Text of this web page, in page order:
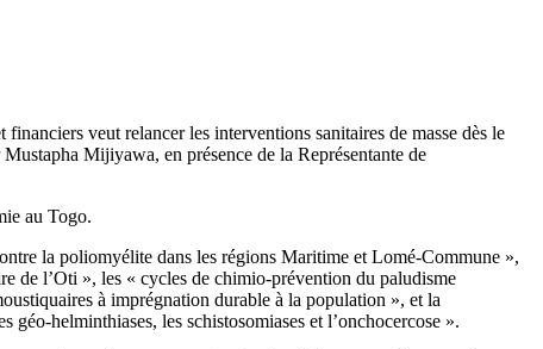
veut relancer les interventions sanitaires de masse dès le
Mijiyawa, en présence de la Représentante de
au Togo.
la poliomyélite dans les régions Maritime et Lomé-Commune »,
de l’Oti », les « cycles de chimio-prévention du paludisme
à imprégnation durable à la population », et la
helminthiases, les schistosomiases et l’onchocercose ».